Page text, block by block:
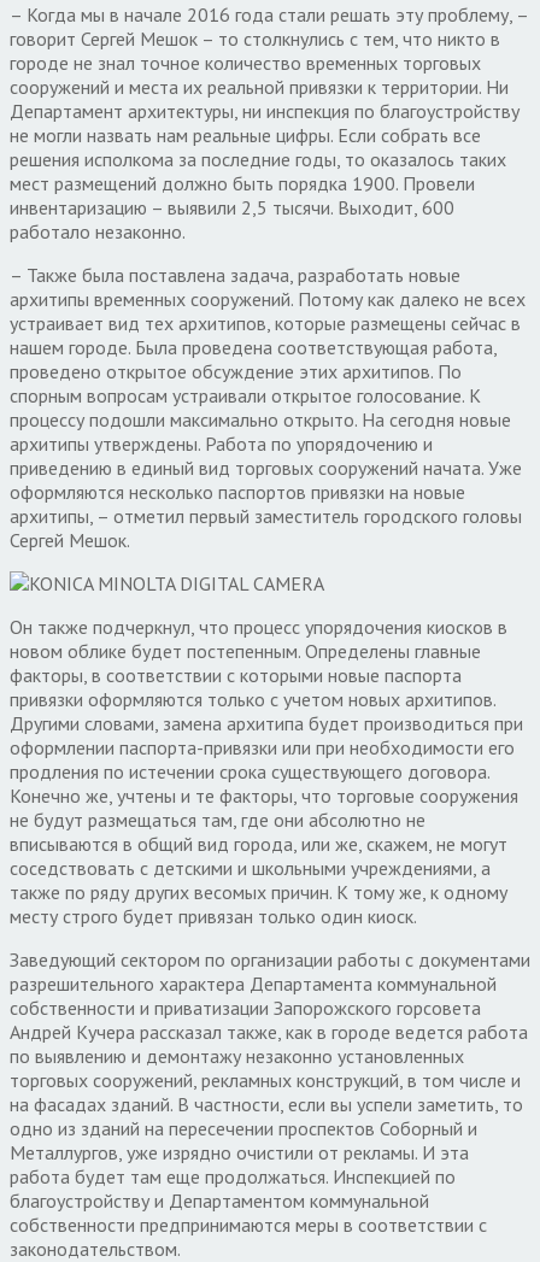
– Когда мы в начале 2016 года стали решать эту проблему, –
говорит Сергей Мешок – то столкнулись с тем, что никто в
городе не знал точное количество временных торговых
сооружений и места их реальной привязки к территории. Ни
Департамент архитектуры, ни инспекция по благоустройству
не могли назвать нам реальные цифры. Если собрать все
решения исполкома за последние годы, то оказалось таких
мест размещений должно быть порядка 1900. Провели
инвентаризацию – выявили 2,5 тысячи. Выходит, 600
работало незаконно.
– Также была поставлена задача, разработать новые
архитипы временных сооружений. Потому как далеко не всех
устраивает вид тех архитипов, которые размещены сейчас в
нашем городе. Была проведена соответствующая работа,
проведено открытое обсуждение этих архитипов. По
спорным вопросам устраивали открытое голосование. К
процессу подошли максимально открыто. На сегодня новые
архитипы утверждены. Работа по упорядочению и
приведению в единый вид торговых сооружений начата. Уже
оформляются несколько паспортов привязки на новые
архитипы, – отметил первый заместитель городского головы
Сергей Мешок.
Он также подчеркнул, что процесс упорядочения киосков в
новом облике будет постепенным. Определены главные
факторы, в соответствии с которыми новые паспорта
привязки оформляются только с учетом новых архитипов.
Другими словами, замена архитипа будет производиться при
оформлении паспорта-привязки или при необходимости его
продления по истечении срока существующего договора.
Конечно же, учтены и те факторы, что торговые сооружения
не будут размещаться там, где они абсолютно не
вписываются в общий вид города, или же, скажем, не могут
соседствовать с детскими и школьными учреждениями, а
также по ряду других весомых причин. К тому же, к одному
месту строго будет привязан только один киоск.
Заведующий сектором по организации работы с документами
разрешительного характера Департамента коммунальной
собственности и приватизации Запорожского горсовета
Андрей Кучера рассказал также, как в городе ведется работа
по выявлению и демонтажу незаконно установленных
торговых сооружений, рекламных конструкций, в том числе и
на фасадах зданий. В частности, если вы успели заметить, то
одно из зданий на пересечении проспектов Соборный и
Металлургов, уже изрядно очистили от рекламы. И эта
работа будет там еще продолжаться. Инспекцией по
благоустройству и Департаментом коммунальной
собственности предпринимаются меры в соответствии с
законодательством.